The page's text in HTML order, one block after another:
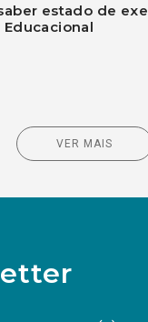
estado de
VER MAIS